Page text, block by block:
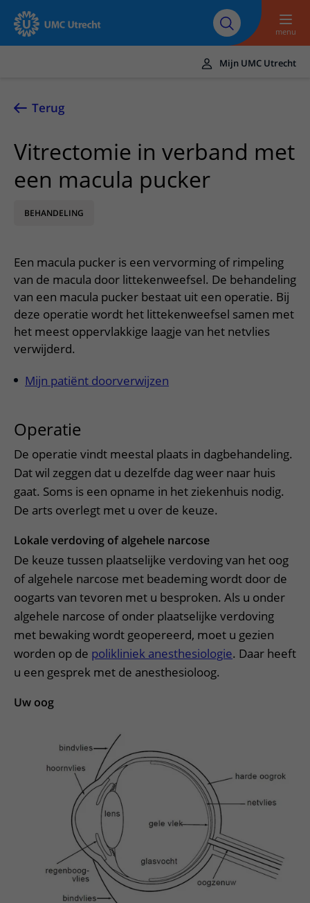
Naar hoofdinhoud
Over UMC
Utrecht
Research
Werken bij het UMC
Utrecht
menu
UMC Utrecht
Zorg en behandeling
Ziekten en aandoeningen
Behandelingen
Verpleegafdelingen
Onze zorgverleners
Onderzoeken en diagnostiek
Het Wilhelmina Kinderziekenhuis
Afspraak en opname
Afspraak maken of wijzigen
Opname in het ziekenhuis
Voorbereiding op uw afspraak
Bloedprikken
Wachttijden
Wijzigen patiëntgegevens
Apotheek
Winkels en restaurants
Faciliteiten en voorzieningen
Bezoekregels
Spoed
Contactgegevens
Route naar het ziekenhuis
Parkeren
Wegwijs in het ziekenhuis
Contact met verpleegafdeling
Het Wilhelmina Kinderziekenhuis
Verwijzers
Patiënt verwijzen
Teleconsult aanvragen
Diagnostiek aanvragen
Zorgverlenersportaal
Meer UMC Utrecht
Over UMC Utrecht
Onderwijs
Mijn UMC Utrecht
Terug
Vitrectomie in verband met
een macula pucker
BEHANDELING
Een macula pucker is een vervorming of rimpeling
van de macula door littekenweefsel. De behandeling
van een macula pucker bestaat uit een operatie. Bij
deze operatie wordt het littekenweefsel samen met
het meest oppervlakkige laagje van het netvlies
verwijderd.
Mijn patiënt doorverwijzen
Operatie
De operatie vindt meestal plaats in dagbehandeling.
Dat wil zeggen dat u dezelfde dag weer naar huis
gaat. Soms is een opname in het ziekenhuis nodig.
De arts overlegt met u over de keuze.
Lokale verdoving of algehele narcose
De keuze tussen plaatselijke verdoving van het oog
of algehele narcose met beademing wordt door de
oogarts van tevoren met u besproken. Als u onder
algehele narcose of onder plaatselijke verdoving
met bewaking wordt geopereerd, moet u gezien
worden op de polikliniek anesthesiologie. Daar heeft
u een gesprek met de anesthesioloog.
Uw oog